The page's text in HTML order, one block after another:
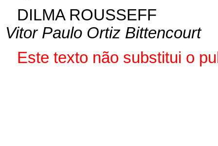
DILMA ROUSSEFF
Vitor Paulo Ortiz Bittencourt
Este texto não substitui o